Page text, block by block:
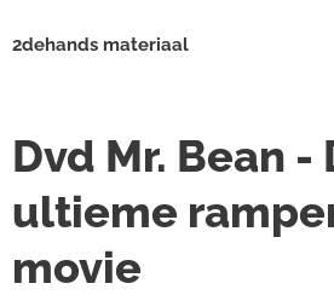
2dehands materiaal
Dvd Mr. Bean -
ultieme
movie